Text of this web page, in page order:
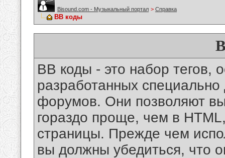
Bisound.com - Музыкальный портал > Справка
BB коды
BB коды - это набор тегов,
разработанных
форумов. Они позволяют
гораздо проще, чем в
страницы. Прежде чем
вы должны убедиться, что